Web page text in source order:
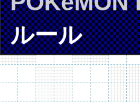
ルール